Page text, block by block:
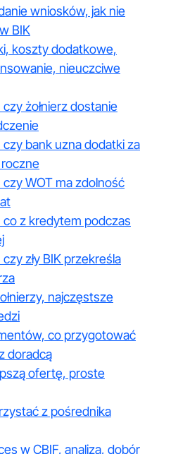
wniosków, jak nie
BIK
koszty dodatkowe,
nieuczciwe
żołnierz dostanie
czy bank uzna dodatki za
roczne
czy WOT ma zdolność
co z kredytem podczas
zły BIK przekreśla
najczęstsze
co przygotować
doradcą
ofertę, proste
z pośrednika
w CBIF, analiza, dobór